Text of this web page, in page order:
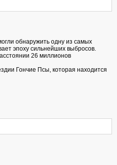
обнаружить одну из самых
эпоху сильнейших выбросов.
26 миллионов
Гончие Псы, которая находится